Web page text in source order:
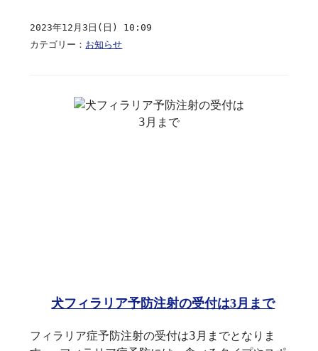
2023年12月3日(日) 10:09
カテゴリー： お知らせ
犬フィラリア予防注射の受付は3月まで
フィラリア症予防注射の受付は3月までとなりま